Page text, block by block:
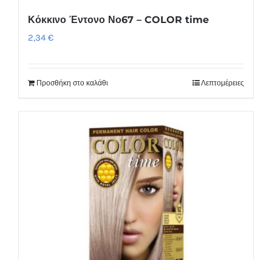
Κόκκινο Έντονο Νο67 – COLOR time
2,34 €
Προσθήκη στο καλάθι Λεπτομέρειες